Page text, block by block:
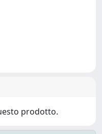
prodotto.